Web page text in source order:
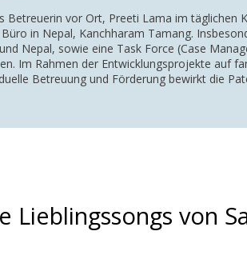
vor Ort, Preeti Lama im täglichen
in Nepal, Kanchharam Tamang.
Nepal, sowie eine Task Force (Case
Im Rahmen der Entwicklungsprojekte auf
Betreuung und Förderung bewirkt die
Lieblingssongs von